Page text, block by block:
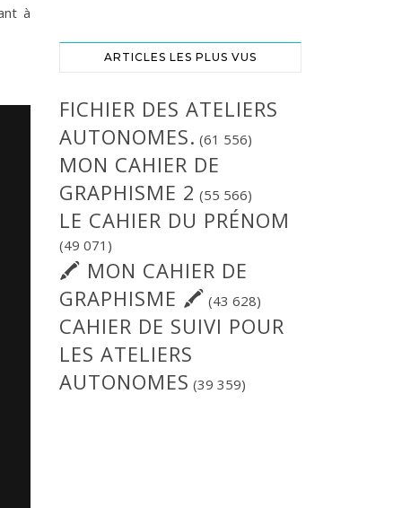
à
ARTICLES LES PLUS VUS
FICHIER DES ATELIERS
AUTONOMES. (61 556)
MON CAHIER DE
GRAPHISME 2 (55 566)
LE CAHIER DU PRÉNOM
(49 071)
🖍 MON CAHIER DE
GRAPHISME 🖍 (43 628)
CAHIER DE SUIVI POUR
LES ATELIERS
AUTONOMES (39 359)